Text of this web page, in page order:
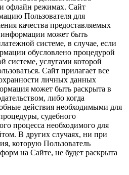
офлайн режимах. Сайт
Пользователя для
качества предоставляемых
информации может быть
системе, в случае, если
обусловлено процедурой
системе, услугами которой
Сайт прилагает все
личных данных
может быть раскрыта в
либо когда
действия необходимыми для
судебного
процесса необходимого для
В других случаях, ни при
которую Пользователь
на Сайте, не будет раскрыта